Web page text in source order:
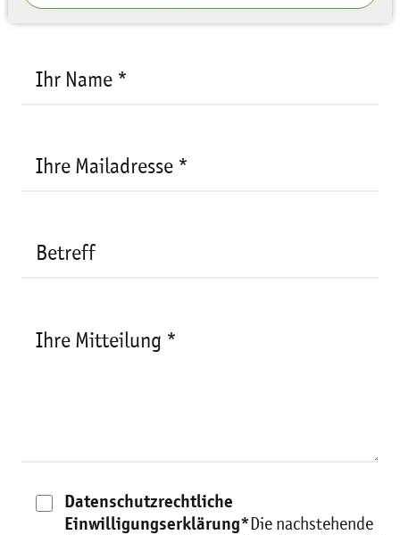
Ihr Name *
Ihre Mailadresse *
Betreff
Ihre Mitteilung *
Datenschutzrechtliche
Einwilligungserklärung* Die nachstehende